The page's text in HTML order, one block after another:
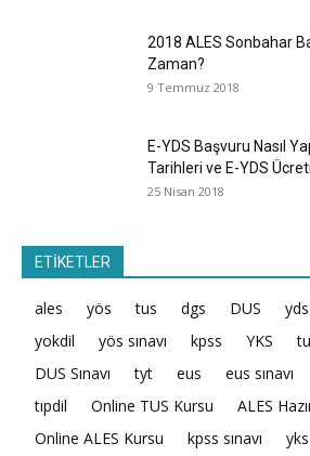
2018 ALES Sonbahar
Zaman?
9 Temmuz 2018
E-YDS Başvuru Nasıl
Tarihleri ve E-YDS Ücreti
25 Nisan 2018
ETİKETLER
ales yös tus dgs DUS yds
yokdil
yös sınavı kpss YKS
DUS Sınavı
tyt eus eus sınavı
tıpdil
Online TUS Kursu ALES
Online ALES Kursu
kpss sınavı